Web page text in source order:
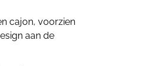
cajon, voorzien
aan de